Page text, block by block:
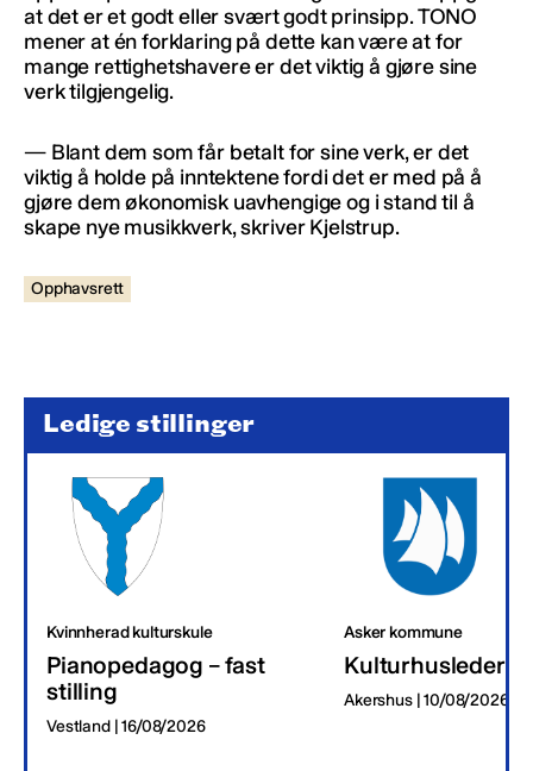
at det er et godt eller svært godt prinsipp. TONO
mener at én forklaring på dette kan være at for
mange rettighetshavere er det viktig å gjøre sine
verk tilgjengelig.
— Blant dem som får betalt for sine verk, er det
viktig å holde på inntektene fordi det er med på å
gjøre dem økonomisk uavhengige og i stand til å
skape nye musikkverk, skriver Kjelstrup.
Opphavsrett
Ledige stillinger
Kvinnherad kulturskule
Pianopedagog – fast
stilling
Vestland | 16/08/2026
Asker kommune
Kulturhusleder
Akershus | 10/08/2026